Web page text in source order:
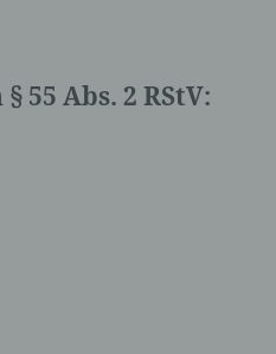
Abs. 2 RStV: